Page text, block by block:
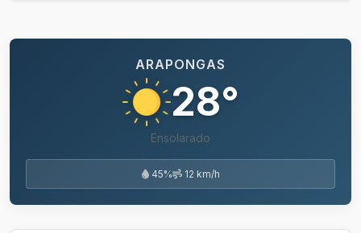
ARAPONGAS
28°
Ensolarado
45% 12 km/h